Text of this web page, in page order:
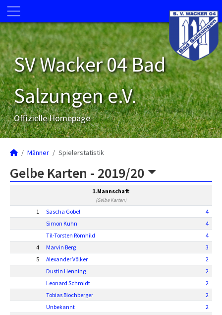
SV Wacker 04 Bad
Salzungen e.V.
Offizielle Homepage
Männer Spielerstatistik
Gelbe Karten - 2019/20
1.Mannschaft
(Gelbe Karten)
1 Sascha Gobel
4
Simon Kuhn
4
Til-Torsten Römhild
4
4
Marvin Berg
3
5
Alexander Völker
2
Dustin Henning
2
Leonard Schmidt
2
Tobias Blochberger
2
Unbekannt
2